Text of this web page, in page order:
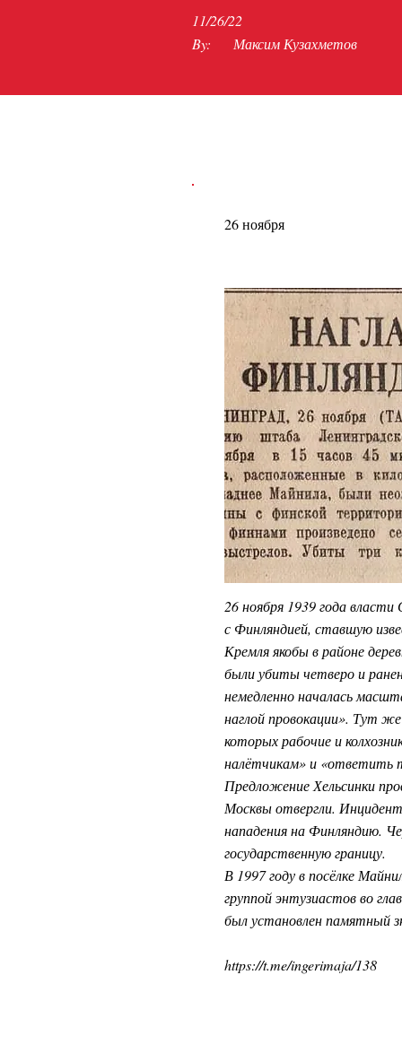
11/26/22
By:
Максим Кузахметов
26 ноября
26 ноября 1939 года власти
с Финляндией, ставшую
Кремля якобы в районе
были убиты четверо и
немедленно началась
наглой провокации». Тут
которых рабочие и
налётчикам» и «ответить
Предложение Хельсинки
Москвы отвергли.
нападения на Финляндию.
государственную границу.
В 1997 году в посёлке
группой энтузиастов во
был установлен памятный
https://t.me/ingerimaja/138